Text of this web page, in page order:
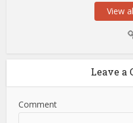
View
Leave a
Comment